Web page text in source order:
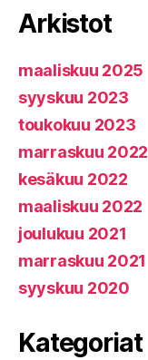
Arkistot
maaliskuu 2025
syyskuu 2023
toukokuu 2023
marraskuu 2022
kesäkuu 2022
maaliskuu 2022
joulukuu 2021
marraskuu 2021
syyskuu 2020
Kategoriat